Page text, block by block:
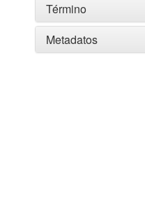
Término
Metadatos